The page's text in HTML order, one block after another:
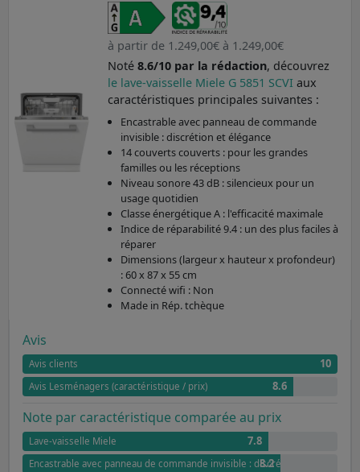
à partir de 1.249,00€ à 1.249,00€
Noté 8.6/10 par la rédaction, découvrez
le lave-vaisselle Miele G 5851 SCVI aux
caractéristiques principales suivantes :
Encastrable avec panneau de commande
invisible : discrétion et élégance
14 couverts couverts : pour les grandes
familles ou les réceptions
Niveau sonore 43 dB : silencieux pour un
usage quotidien
Classe énergétique A : l'efficacité maximale
Indice de réparabilité 9.4 : un des plus faciles à
réparer
Dimensions (largeur x hauteur x profondeur)
: 60 x 87 x 55 cm
Connecté wifi : Non
Made in Rép. tchèque
Avis
Avis clients 10
Avis Lesménagers (caractéristique / prix) 8.6
Note par caractéristique comparée au prix
Lave-vaisselle Miele 7.8
Encastrable avec panneau de commande invisible : discrétion et élégance
8.2